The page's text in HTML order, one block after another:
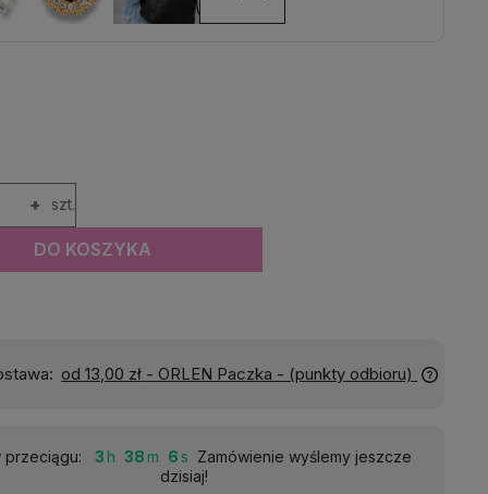
+ szt.
DO KOSZYKA
Wyślemy do Ciebie w: 24 godziny
przeciągu: 3 38 5
Zamówienie wyślemy jeszcze
dzisiaj!